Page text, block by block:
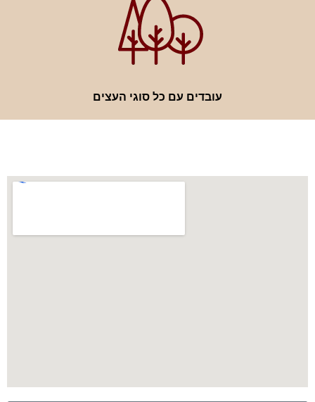
עובדים עם כל סוגי העצים